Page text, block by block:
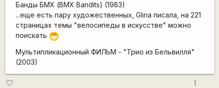
Банды БМХ (BMX Bandits) (1983)
...еще есть пару художественных, Glina писала, на 221
страницах темы "велосипеды в искусстве" можно
поискать ;D
Мультипликационный ФИЛЬМ - "Трио из Бельвилля"
(2003)
favorite_border more_vert